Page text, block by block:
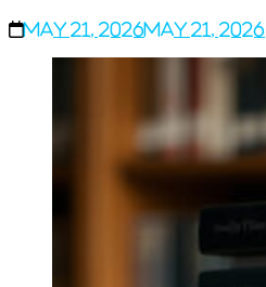
May 21, 2026May 21, 2026